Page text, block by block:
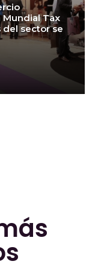
Mundial Tax
del sector se